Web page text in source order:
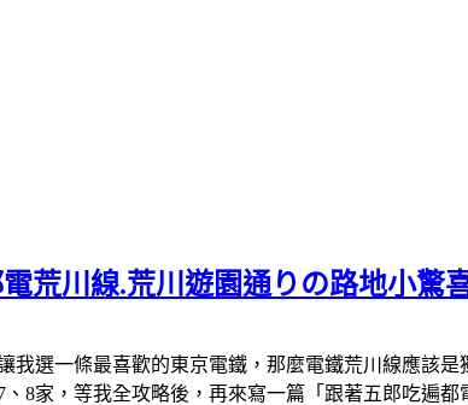
荒川線.荒川遊園通りの路地小驚
我選一條最喜歡的東京電鐵，那麼電鐵荒川線應該
8家，等我全攻略後，再來寫一篇「跟著五郎吃遍